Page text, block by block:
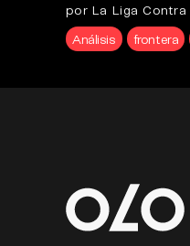
por La Liga Contra
Análisis
frontera